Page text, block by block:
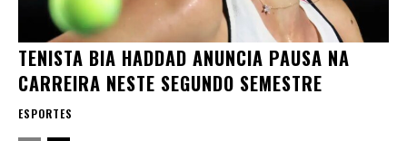
TENISTA BIA HADDAD ANUNCIA PAUSA NA
CARREIRA NESTE SEGUNDO SEMESTRE
ESPORTES